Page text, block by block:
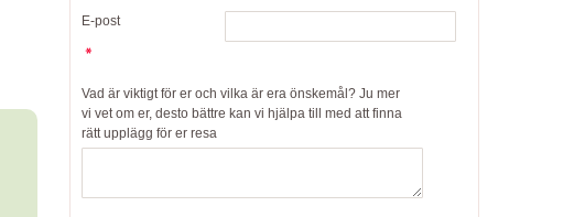
E-post
Vad är viktigt för er och vilka är era önskemål? Ju mer
vi vet om er, desto bättre kan vi hjälpa till med att finna
rätt upplägg för er resa